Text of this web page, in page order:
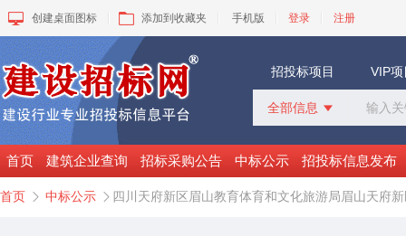
创建桌面图标 添加到收藏夹 手机版 登录 注册
招投标项目 VIP
全部信息 
招标采购
中标公示
变更公告
首页 建筑企业查询 招标采购公告 中标公示 招投标信息发布
首页  中标公示  四川天府新区眉山教育体育和文化旅游局眉山天府